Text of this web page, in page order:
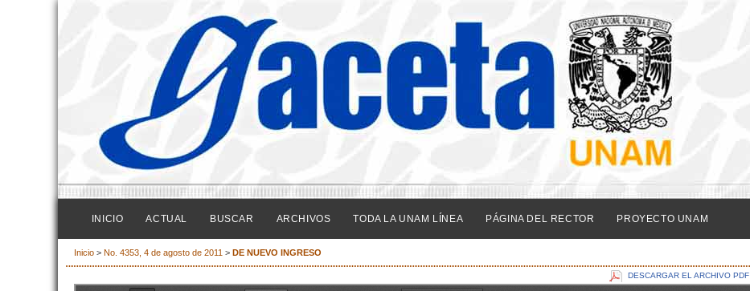
INICIO ACTUAL BUSCAR ARCHIVOS TODA LA UNAM LÍNEA PÁGINA DEL RECTOR PROYECTO UNAM
Inicio > No. 4353, 4 de agosto de 2011 > DE NUEVO INGRESO
DESCARGAR EL ARCHIVO PDF